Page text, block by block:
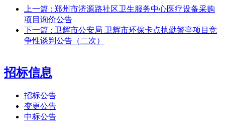
上一篇 : 郑州市济源路社区卫生服务中心医疗设备采购
项目询价公告
下一篇 : 卫辉市公安局 卫辉市环保卡点执勤警亭项目竞
争性谈判公告（二次）
招标信息
招标公告
变更公告
中标公告